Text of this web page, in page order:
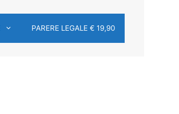
PARERE LEGALE € 19,90